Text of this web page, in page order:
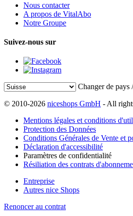
Nous contacter
A propos de VitalAbo
Notre Groupe
Suivez-nous sur
Changer de pays
© 2010-2026 niceshops GmbH - All
Mentions légales et conditions
Protection des Données
Conditions Générales de Vente et
Déclaration d'accessibilité
Paramètres de confidentialité
Résiliation des contrats
Entreprise
Autres nice Shops
Renoncer au contrat